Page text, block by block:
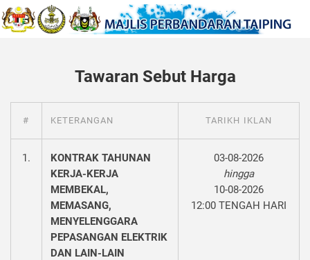
Tawaran Sebut Harga
# KETERANGAN TARIKH IKLAN
1.
KONTRAK TAHUNAN
KERJA-KERJA
MEMBEKAL,
MEMASANG,
MENYELENGGARA
PEPASANGAN ELEKTRIK
DAN LAIN-LAIN
03-08-2026
hingga
10-08-2026
12:00 TENGAH HARI